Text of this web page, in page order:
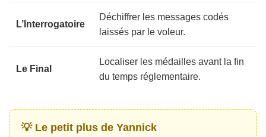
L’Interrogatoire
Déchiffrer les messages codés
laissés par le voleur.
Le Final
Localiser les médailles avant la fin
du temps réglementaire.
💡 Le petit plus de Yannick